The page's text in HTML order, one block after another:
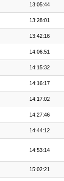
13:05:44
13:28:01
13:42:16
14:06:51
14:15:32
14:16:17
14:17:02
14:27:46
14:44:12
14:53:14
15:02:21